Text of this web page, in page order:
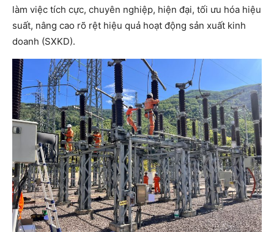
làm việc tích cực, chuyên nghiệp, hiện đại, tối ưu hóa hiệu
suất, nâng cao rõ rệt hiệu quả hoạt động sản xuất kinh
doanh (SXKD).